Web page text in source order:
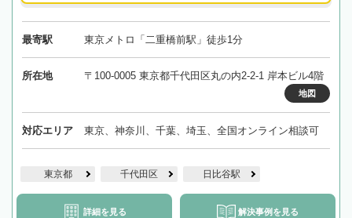
最寄駅 東京メトロ「二重橋前駅」徒歩1分
所在地 〒100-0005 東京都千代田区丸の内2-2-1 岸本ビル4階
地図
対応エリア 東京、神奈川、千葉、埼玉、全国オンライン相談可
東京都 千代田区 日比谷駅
詳細を見る 解決事例を見る